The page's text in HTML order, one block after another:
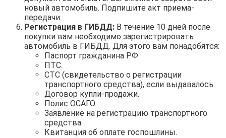
новый автомобиль. Подпишите акт приема-
передачи.
Регистрация в ГИБДД: В течение 10 дней после
покупки вам необходимо зарегистрировать
автомобиль в ГИБДД. Для этого вам понадобятся:
Паспорт гражданина РФ.
ПТС.
СТС (свидетельство о регистрации
транспортного средства), если выдавалось.
Договор купли-продажи.
Полис ОСАГО.
Заявление на регистрацию транспортного
средства.
Квитанция об оплате госпошлины.